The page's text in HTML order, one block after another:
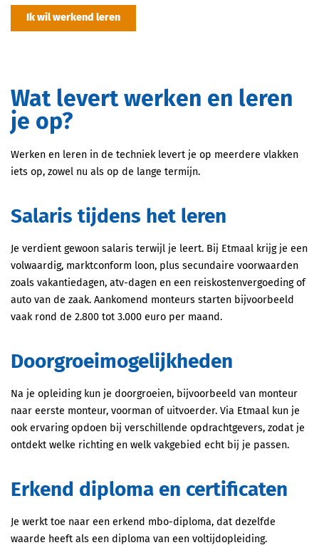
Ik wil werkend leren
Wat levert werken en leren
je op?
Werken en leren in de techniek levert je op meerdere vlakken
iets op, zowel nu als op de lange termijn.
Salaris tijdens het leren
Je verdient gewoon salaris terwijl je leert. Bij Etmaal krijg je een
volwaardig, marktconform loon, plus secundaire voorwaarden
zoals vakantiedagen, atv-dagen en een reiskostenvergoeding of
auto van de zaak. Aankomend monteurs starten bijvoorbeeld
vaak rond de 2.800 tot 3.000 euro per maand.
Doorgroeimogelijkheden
Na je opleiding kun je doorgroeien, bijvoorbeeld van monteur
naar eerste monteur, voorman of uitvoerder. Via Etmaal kun je
ook ervaring opdoen bij verschillende opdrachtgevers, zodat je
ontdekt welke richting en welk vakgebied echt bij je passen.
Erkend diploma en certificaten
Je werkt toe naar een erkend mbo-diploma, dat dezelfde
waarde heeft als een diploma van een voltijdopleiding.